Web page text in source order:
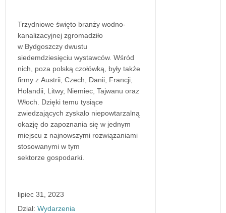
Trzydniowe święto branży wodno-
kanalizacyjnej zgromadziło
w Bydgoszczy dwustu
siedemdziesięciu wystawców. Wśród
nich, poza polską czołówką, były także
firmy z Austrii, Czech, Danii, Francji,
Holandii, Litwy, Niemiec, Tajwanu oraz
Włoch. Dzięki temu tysiące
zwiedzających zyskało niepowtarzalną
okazję do zapoznania się w jednym
miejscu z najnowszymi rozwiązaniami
stosowanymi w tym
sektorze gospodarki.
lipiec 31, 2023
Dział: Wydarzenia